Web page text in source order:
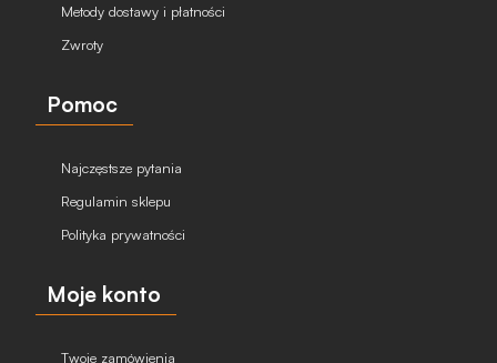
Metody dostawy i płatności
Zwroty
Pomoc
Najczęstsze pytania
Regulamin sklepu
Polityka prywatności
Moje konto
Twoje zamówienia